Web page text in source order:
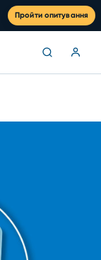
Пройти опитування